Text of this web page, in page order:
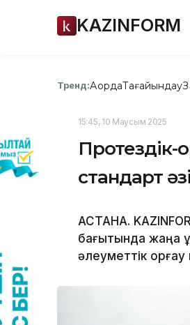
KAZINFORM
Тренд:АқордаТағайындау
15:45, 10 Маусым 2025
Протездік-
стандарт
АСТАНА.
бағытында жаңа
әлеуметтік